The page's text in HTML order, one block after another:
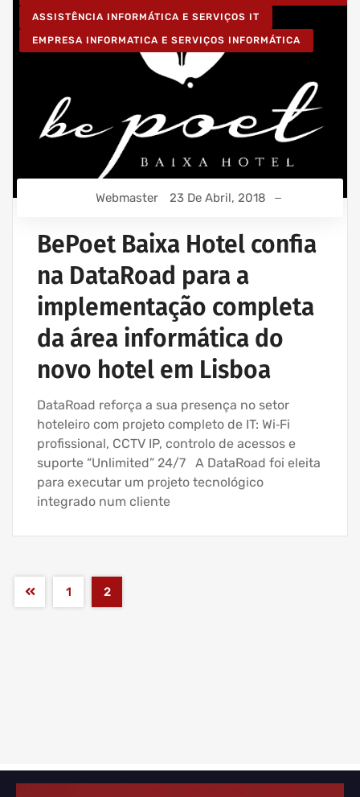
ASSISTÊNCIA INFORMÁTICA E SERVIÇOS IT
EMPRESA INFORMATICA E SERVIÇOS INFORMÁTICA
Webmaster 23 De Abril, 2018
BePoet Baixa Hotel confia
na DataRoad para a
implementação completa
da área informática do
novo hotel em Lisboa
DataRoad reforça a sua presença no setor
hoteleiro com projeto completo de IT: Wi‑Fi
profissional, CCTV IP, controlo de acessos e
suporte “Unlimited” 24/7 A DataRoad foi eleita
para executar um projeto tecnológico
integrado num cliente
1 2